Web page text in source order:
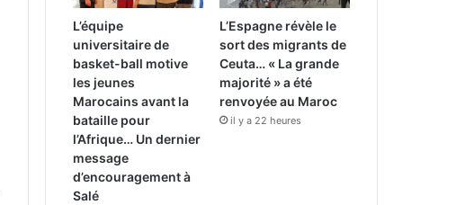
L’équipe
universitaire de
basket-ball motive
les jeunes
Marocains avant la
bataille pour
l’Afrique… Un dernier
message
d’encouragement à
Salé
L’Espagne révèle le
sort des migrants de
Ceuta… « La grande
majorité » a été
renvoyée au Maroc
il y a 22 heures